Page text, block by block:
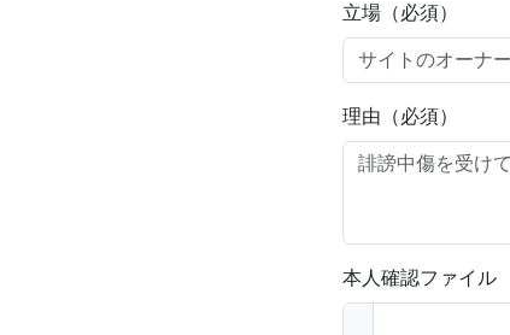
立場（必須）
理由（必須）
本人確認ファイル